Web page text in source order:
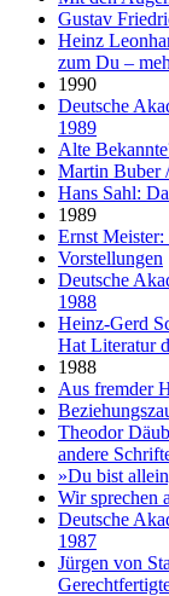
Gustav
Heinz
zum Du –
1990
Deutsche
1989
Alte
Martin Buber
Hans Sahl:
1989
Ernst
Vorstellungen
Deutsche
1988
Heinz-Gerd
Hat Literatur
1988
Aus fremder
Theodor
andere
»Du bist
Wir sprechen
Deutsche
1987
Jürgen von